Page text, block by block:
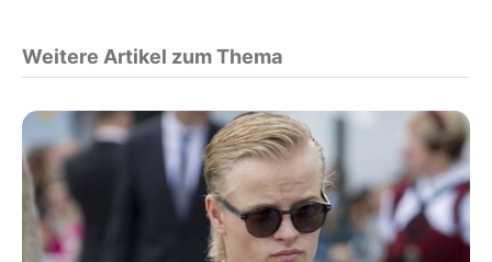
Weitere Artikel zum Thema